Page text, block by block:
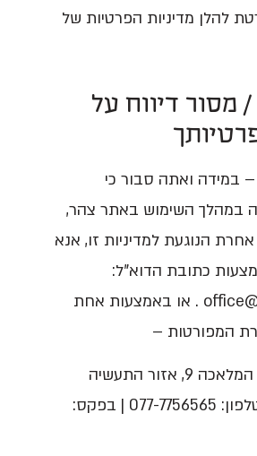
להלן מדיניות הפרטיות של
דיווח על
ואתה סבור כי
במהלך השימוש באתר צהר,
הנוגעת למדיניות זו, אנא
כתובת הדוא"ל:
office@tzohar.org.il . או באמצעות אחת
המפורטות –
בדאר – רחוב המלאכה 9, אזור התעשיה
הצפוני, לוד בטלפון: 077-7756565 | בפקס: